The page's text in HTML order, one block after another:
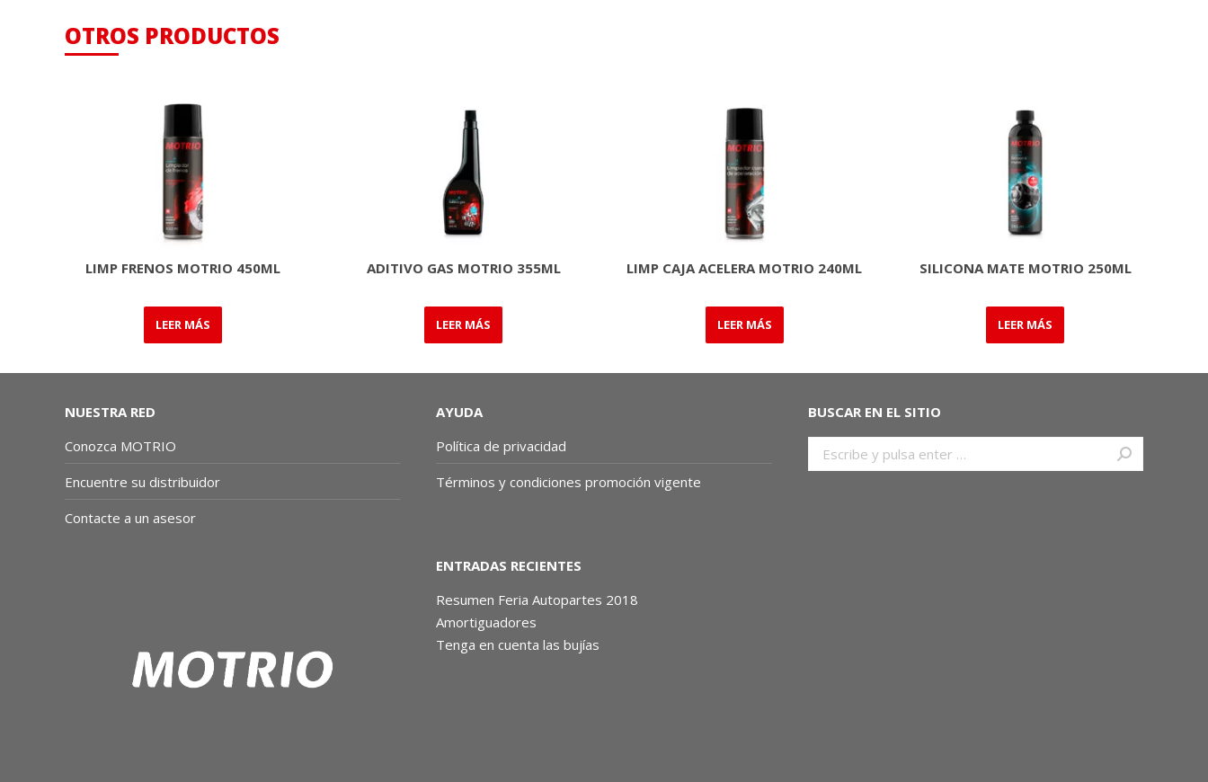
OTROS PRODUCTOS
LIMP FRENOS MOTRIO 450ML
LEER MÁS
ADITIVO GAS MOTRIO 355ML
LEER MÁS
LIMP CAJA ACELERA MOTRIO 240ML
LEER MÁS
SILICONA MATE MOTRIO 250ML
LEER MÁS
NUESTRA RED
Conozca MOTRIO
Encuentre su distribuidor
Contacte a un asesor
AYUDA
Política de privacidad
Términos y condiciones promoción vigente
BUSCAR EN EL SITIO
ENTRADAS RECIENTES
Resumen Feria Autopartes 2018
Amortiguadores
Tenga en cuenta las bujías